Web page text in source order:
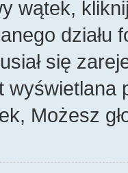
wątek,
działu
się
wyświetlana
Możesz